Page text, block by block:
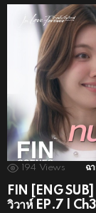
194 Views ฉ
FIN [ENG
วิวาห์ EP.7 |